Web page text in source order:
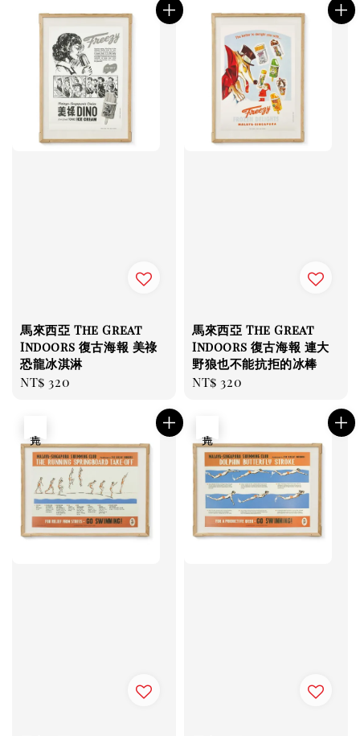
馬來西亞 The Great
Indoors 復古海報 美祿
恐龍冰淇淋
Regular
NT$ 320
馬來西亞 The Great
Indoors 復古海報 連大
野狼也不能抗拒的冰棒
Regular
NT$ 320